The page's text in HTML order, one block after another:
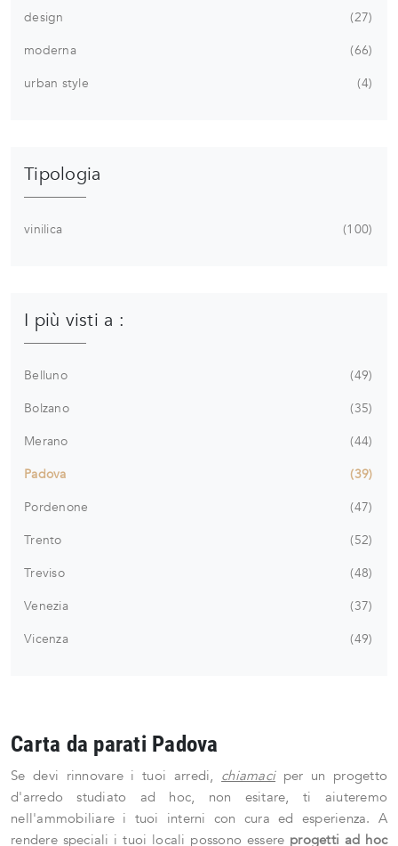
design
27
moderna
66
urban style
4
Tipologia
vinilica 100
I più visti a :
Belluno
49
Bolzano
35
Merano
44
Padova
39
Pordenone
47
Trento
52
Treviso
48
Venezia
37
Vicenza
49
Carta da parati Padova
Se devi rinnovare i tuoi arredi, chiamaciper un progetto
d'arredo studiato ad hoc, non esitare, ti aiuteremo
nell'ammobiliare i tuoi interni con cura ed esperienza. A
rendere speciali i tuoi locali possono essere progetti ad hoc